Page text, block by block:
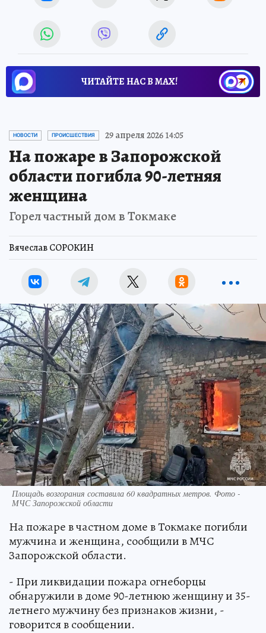
ЧИТАЙТЕ НАС В МАХ!
НОВОСТИ ПРОИСШЕСТВИЯ 29 апреля 2026 14:05
На пожаре в Запорожской
области погибла 90-летняя
женщина
Горел частный дом в Токмаке
Вячеслав СОРОКИН
Площадь возгорания составила 60 квадратных метров. Фото -
МЧС Запорожской области
На пожаре в частном доме в Токмаке погибли
мужчина и женщина, сообщили в МЧС
Запорожской области.
- При ликвидации пожара огнеборцы
обнаружили в доме 90-летнюю женщину и 35-
летнего мужчину без признаков жизни, -
говорится в сообщении.